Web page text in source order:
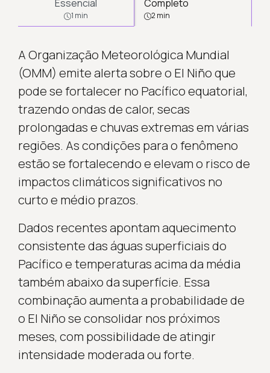
Essencial
1 min
Completo
2 min
A Organização Meteorológica Mundial
(OMM) emite alerta sobre o El Niño que
pode se fortalecer no Pacífico equatorial,
trazendo ondas de calor, secas
prolongadas e chuvas extremas em várias
regiões. As condições para o fenômeno
estão se fortalecendo e elevam o risco de
impactos climáticos significativos no
curto e médio prazos.
Dados recentes apontam aquecimento
consistente das águas superficiais do
Pacífico e temperaturas acima da média
também abaixo da superfície. Essa
combinação aumenta a probabilidade de
o El Niño se consolidar nos próximos
meses, com possibilidade de atingir
intensidade moderada ou forte.